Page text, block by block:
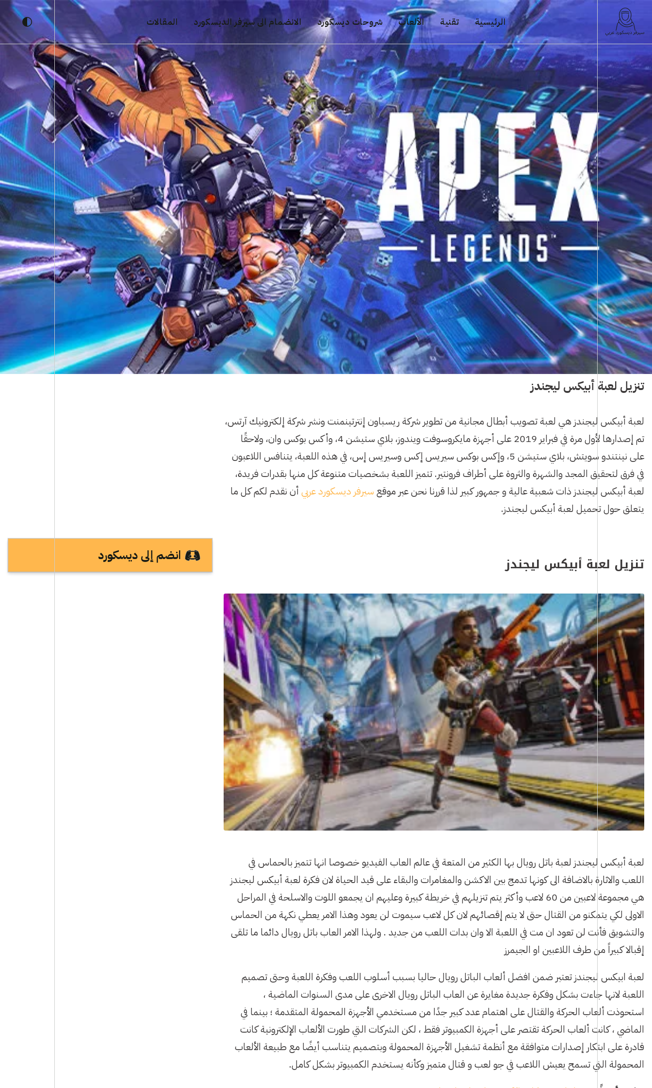
الرئيسية تقنية الألعاب شروحات ديسكورد الانضمام الى سيرفر الديسكورد المقالات
تنزيل لعبة أبيكس ليجندز
لعبة أبيكس ليجندز هي لعبة تصويب أبطال مجانية من تطوير شركة ريسباون إنترتينمنت ونشر شركة إلكترونيك آرتس،
تم إصدارها لأول مرة في فبراير 2019 على أجهزة مايكروسوفت ويندوز، بلاي ستيشن 4، وأكس بوكس وان، ولاحقًا
على نينتندو سويتش، بلاي ستيشن 5، وإكس بوكس سيريس إكس وسيريس إس، في هذه اللعبة، يتنافس اللاعبون
في فرق لتحقيق المجد والشهرة والثروة على أطراف فرونتير. تتميز اللعبة بشخصيات متنوعة كل منها بقدرات فريدة،
لعبة أبيكس ليجندز ذات شعبية عالية و جمهور كبير لذا قررنا نحن عبر موقع سيرفر ديسكورد عربي أن نقدم لكم كل ما
يتعلق حول تحميل لعبة أبيكس ليجندز.
تنزيل لعبة أبيكس ليجندز
لعبة أبيكس ليجندز لعبة باتل رويال بها الكثير من المتعة في عالم العاب الفيديو خصوصا انها تتميز بالحماس في
اللعب والاثارة بالاضافة الى كونها تدمج بين الاكشن والمغامرات والبقاء على قيد الحياة لان فكرة لعبة أبيكس ليجندز
هي مجموعة لاعبين من 60 لاعب وأكثر يتم تنزيلهم في خريطة كبيرة وعليهم ان يجمعو اللوت والاسلحة في المراحل
الاولى لكي يتمكنو من القتال حتى لا يتم إقصائهم لان كل لاعب سيموت لن يعود وهذا الامر يعطي نكهة من الحماس
والتشويق فأنت لن تعود ان مت في اللعبة الا وان بدات اللعب من جديد . ولهذا الامر العاب باتل رويال دائما ما تلقى
إقبالا كبيراً من طرف اللاعبين او الجيمرز
لعبة ابيكس ليجندز تعتبر ضمن افضل ألعاب الباتل رويال حاليا بسبب أسلوب اللعب وفكرة اللعبة وحتى تصميم
اللعبة لانها جاءت بشكل وفكرة جديدة مغايرة عن العاب الباتل رويال الاخرى على مدى السنوات الماضية ،
استحوذت ألعاب الحركة والقتال على اهتمام عدد كبير جدًا من مستخدمي الأجهزة المحمولة المتقدمة ؛ بينما في
الماضي ، كانت ألعاب الحركة تقتصر على أجهزة الكمبيوتر فقط ، لكن الشركات التي طورت الألعاب الإلكترونية كانت
قادرة على ابتكار إصدارات متوافقة مع أنظمة تشغيل الأجهزة المحمولة وبتصميم يتناسب أيضًا مع طبيعة الألعاب
المحمولة التي تسمح يعيش اللاعب في جو لعب و قتال متميز وكأنه يستخدم الكمبيوتر بشكل كامل.
انضم إلى ديسكورد